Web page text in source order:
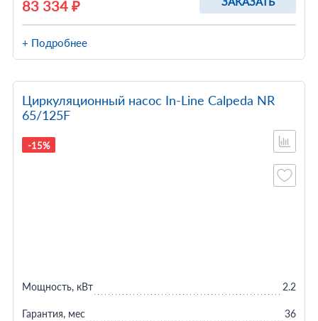
83 334 ₽
+ Подробнее
Циркуляционный насос In-Line Calpeda NR
65/125F
-15%
Мощность, кВт 2.2
Гарантия, мес 36